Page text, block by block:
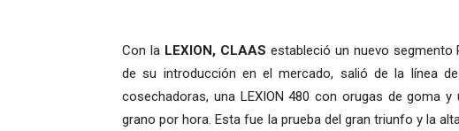
Con la LEXION, CLAAS estableció un nuevo segmento
de su introducción en el mercado, salió de la línea
cosechadoras, una LEXION 480 con orugas de goma
grano por hora. Esta fue la prueba del gran triunfo y la